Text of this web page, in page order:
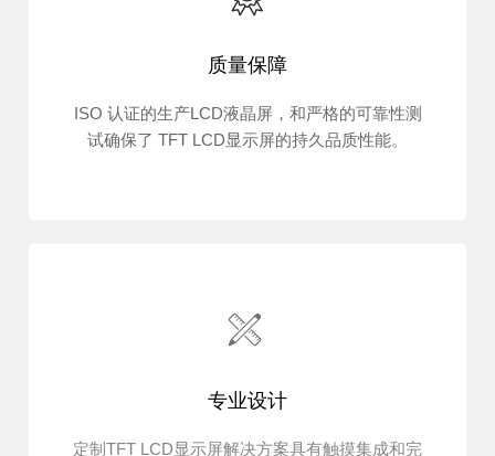
质量保障
ISO 认证的生产LCD液晶屏，和严格的可靠性测
试确保了 TFT LCD显示屏的持久品质性能。
专业设计
定制TFT LCD显示屏解决方案具有触摸集成和完